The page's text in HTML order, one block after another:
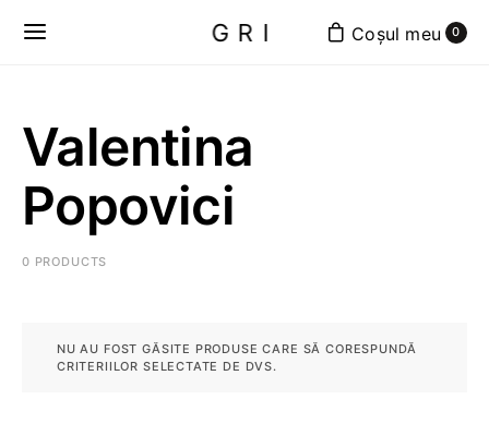
GRI 0
Valentina
Popovici
0 PRODUCTS
NU AU FOST GĂSITE PRODUSE CARE SĂ CORESPUNDĂ
CRITERIILOR SELECTATE DE DVS.